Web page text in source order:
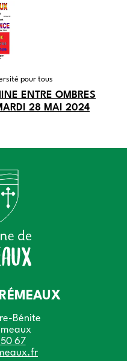
pour tous
ENTRE OMBRES
28 MAI 2024
Bénite
67